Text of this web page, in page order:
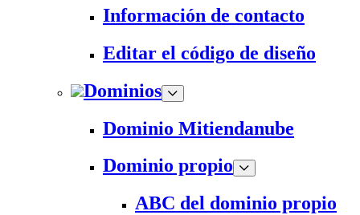
Información de contacto
Editar el código de diseño
Dominios
Dominio Mitiendanube
Dominio propio
ABC del dominio propio